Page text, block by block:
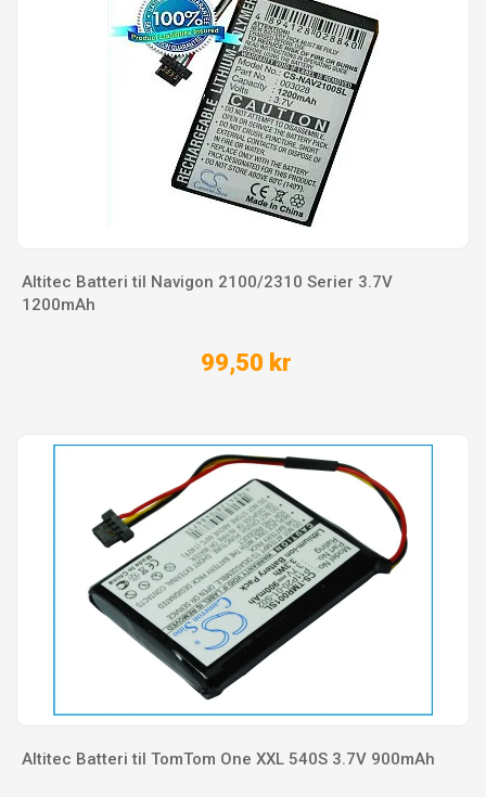
Altitec Batteri til Navigon 2100/2310 Serier 3.7V
1200mAh
99,50 kr
Altitec Batteri til TomTom One XXL 540S 3.7V 900mAh